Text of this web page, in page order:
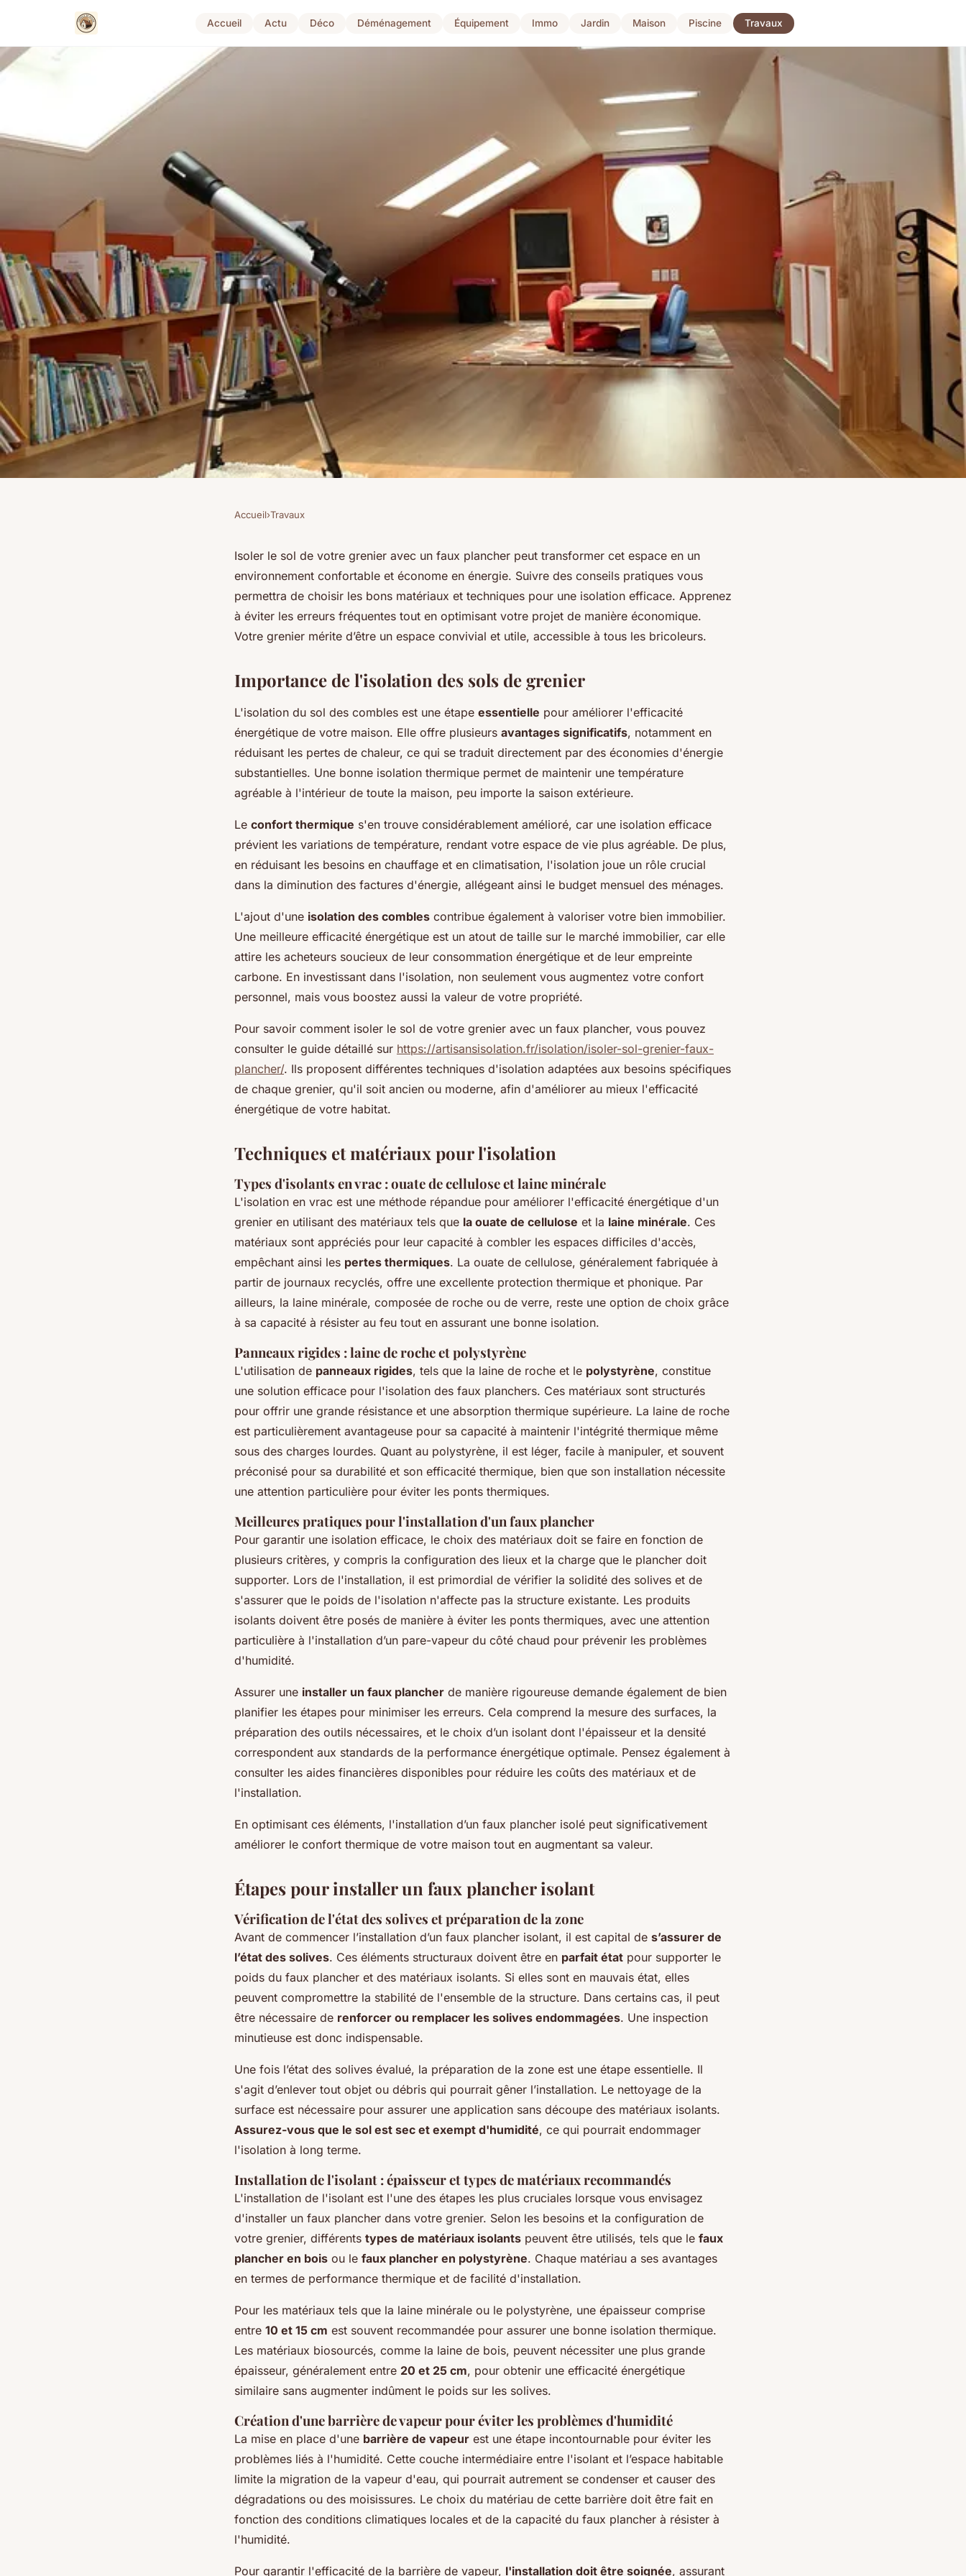
Accueil Actu Déco Déménagement Équipement Immo Jardin Maison Piscine Travaux
Isoler sol grenier avec faux plancher :
conseils pratiques essentiels.
7 min de lecture
Accueil›Travaux
Isoler le sol de votre grenier avec un faux plancher peut transformer cet espace en un
environnement confortable et économe en énergie. Suivre des conseils pratiques vous
permettra de choisir les bons matériaux et techniques pour une isolation efficace. Apprenez
à éviter les erreurs fréquentes tout en optimisant votre projet de manière économique.
Votre grenier mérite d’être un espace convivial et utile, accessible à tous les bricoleurs.
Importance de l'isolation des sols de grenier
L'isolation du sol des combles est une étape essentielle pour améliorer l'efficacité
énergétique de votre maison. Elle offre plusieurs avantages significatifs, notamment en
réduisant les pertes de chaleur, ce qui se traduit directement par des économies d'énergie
substantielles. Une bonne isolation thermique permet de maintenir une température
agréable à l'intérieur de toute la maison, peu importe la saison extérieure.
Le confort thermique s'en trouve considérablement amélioré, car une isolation efficace
prévient les variations de température, rendant votre espace de vie plus agréable. De plus,
en réduisant les besoins en chauffage et en climatisation, l'isolation joue un rôle crucial
dans la diminution des factures d'énergie, allégeant ainsi le budget mensuel des ménages.
L'ajout d'une isolation des combles contribue également à valoriser votre bien immobilier.
Une meilleure efficacité énergétique est un atout de taille sur le marché immobilier, car elle
attire les acheteurs soucieux de leur consommation énergétique et de leur empreinte
carbone. En investissant dans l'isolation, non seulement vous augmentez votre confort
personnel, mais vous boostez aussi la valeur de votre propriété.
Pour savoir comment isoler le sol de votre grenier avec un faux plancher, vous pouvez
consulter le guide détaillé sur https://artisansisolation.fr/isolation/isoler-sol-grenier-faux-
plancher/. Ils proposent différentes techniques d'isolation adaptées aux besoins spécifiques
de chaque grenier, qu'il soit ancien ou moderne, afin d'améliorer au mieux l'efficacité
énergétique de votre habitat.
Techniques et matériaux pour l'isolation
Types d'isolants en vrac : ouate de cellulose et laine minérale
L'isolation en vrac est une méthode répandue pour améliorer l'efficacité énergétique d'un
grenier en utilisant des matériaux tels que la ouate de cellulose et la laine minérale. Ces
matériaux sont appréciés pour leur capacité à combler les espaces difficiles d'accès,
empêchant ainsi les pertes thermiques. La ouate de cellulose, généralement fabriquée à
partir de journaux recyclés, offre une excellente protection thermique et phonique. Par
ailleurs, la laine minérale, composée de roche ou de verre, reste une option de choix grâce
à sa capacité à résister au feu tout en assurant une bonne isolation.
Panneaux rigides : laine de roche et polystyrène
L'utilisation de panneaux rigides, tels que la laine de roche et le polystyrène, constitue
une solution efficace pour l'isolation des faux planchers. Ces matériaux sont structurés
pour offrir une grande résistance et une absorption thermique supérieure. La laine de roche
est particulièrement avantageuse pour sa capacité à maintenir l'intégrité thermique même
sous des charges lourdes. Quant au polystyrène, il est léger, facile à manipuler, et souvent
préconisé pour sa durabilité et son efficacité thermique, bien que son installation nécessite
une attention particulière pour éviter les ponts thermiques.
Meilleures pratiques pour l'installation d'un faux plancher
Pour garantir une isolation efficace, le choix des matériaux doit se faire en fonction de
plusieurs critères, y compris la configuration des lieux et la charge que le plancher doit
supporter. Lors de l'installation, il est primordial de vérifier la solidité des solives et de
s'assurer que le poids de l'isolation n'affecte pas la structure existante. Les produits
isolants doivent être posés de manière à éviter les ponts thermiques, avec une attention
particulière à l'installation d’un pare-vapeur du côté chaud pour prévenir les problèmes
d'humidité.
Assurer une installer un faux plancher de manière rigoureuse demande également de bien
planifier les étapes pour minimiser les erreurs. Cela comprend la mesure des surfaces, la
préparation des outils nécessaires, et le choix d’un isolant dont l'épaisseur et la densité
correspondent aux standards de la performance énergétique optimale. Pensez également à
consulter les aides financières disponibles pour réduire les coûts des matériaux et de
l'installation.
En optimisant ces éléments, l'installation d’un faux plancher isolé peut significativement
améliorer le confort thermique de votre maison tout en augmentant sa valeur.
Étapes pour installer un faux plancher isolant
Vérification de l'état des solives et préparation de la zone
Avant de commencer l’installation d’un faux plancher isolant, il est capital de s’assurer de
l’état des solives. Ces éléments structuraux doivent être en parfait état pour supporter le
poids du faux plancher et des matériaux isolants. Si elles sont en mauvais état, elles
peuvent compromettre la stabilité de l'ensemble de la structure. Dans certains cas, il peut
être nécessaire de renforcer ou remplacer les solives endommagées. Une inspection
minutieuse est donc indispensable.
Une fois l’état des solives évalué, la préparation de la zone est une étape essentielle. Il
s'agit d’enlever tout objet ou débris qui pourrait gêner l’installation. Le nettoyage de la
surface est nécessaire pour assurer une application sans découpe des matériaux isolants.
Assurez-vous que le sol est sec et exempt d'humidité, ce qui pourrait endommager
l'isolation à long terme.
Installation de l'isolant : épaisseur et types de matériaux recommandés
L'installation de l'isolant est l'une des étapes les plus cruciales lorsque vous envisagez
d'installer un faux plancher dans votre grenier. Selon les besoins et la configuration de
votre grenier, différents types de matériaux isolants peuvent être utilisés, tels que le faux
plancher en bois ou le faux plancher en polystyrène. Chaque matériau a ses avantages
en termes de performance thermique et de facilité d'installation.
Pour les matériaux tels que la laine minérale ou le polystyrène, une épaisseur comprise
entre 10 et 15 cm est souvent recommandée pour assurer une bonne isolation thermique.
Les matériaux biosourcés, comme la laine de bois, peuvent nécessiter une plus grande
épaisseur, généralement entre 20 et 25 cm, pour obtenir une efficacité énergétique
similaire sans augmenter indûment le poids sur les solives.
Création d'une barrière de vapeur pour éviter les problèmes d'humidité
La mise en place d'une barrière de vapeur est une étape incontournable pour éviter les
problèmes liés à l'humidité. Cette couche intermédiaire entre l'isolant et l’espace habitable
limite la migration de la vapeur d'eau, qui pourrait autrement se condenser et causer des
dégradations ou des moisissures. Le choix du matériau de cette barrière doit être fait en
fonction des conditions climatiques locales et de la capacité du faux plancher à résister à
l'humidité.
Pour garantir l'efficacité de la barrière de vapeur, l'installation doit être soignée, assurant